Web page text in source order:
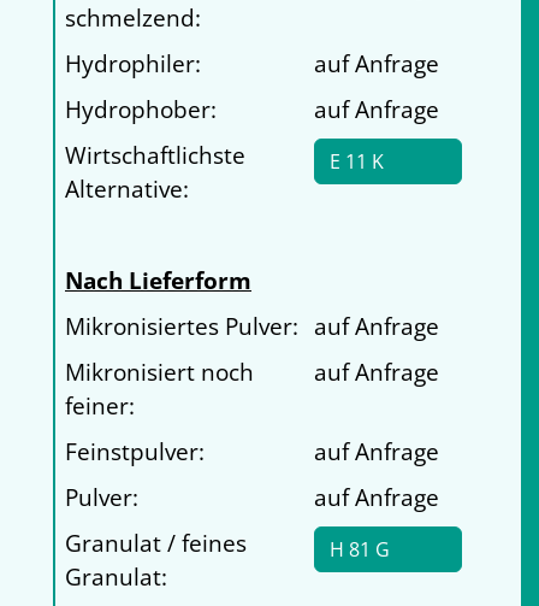
schmelzend:
Hydrophiler:
auf Anfrage
Hydrophober:
auf Anfrage
Wirtschaftlichste
Alternative:
E 11 K
Nach Lieferform
Mikronisiertes Pulver: auf Anfrage
Mikronisiert noch
feiner:
auf Anfrage
Feinstpulver:
auf Anfrage
Pulver:
auf Anfrage
Granulat / feines
Granulat:
H 81 G